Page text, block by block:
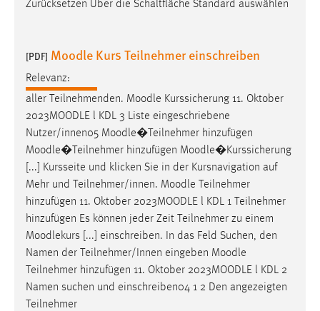
Zurücksetzen Über die Schaltfläche Standard auswählen
[PDF] Moodle Kurs Teilnehmer einschreiben
Relevanz:
aller Teilnehmenden. Moodle Kurssicherung 11. Oktober
2023MOODLE l KDL 3 Liste eingeschriebene
Nutzer/innen05 Moodle�Teilnehmer hinzufügen
Moodle�Teilnehmer hinzufügen Moodle�Kurssicherung
[...] Kursseite und klicken Sie in der Kursnavigation auf
Mehr und Teilnehmer/innen. Moodle Teilnehmer
hinzufügen 11. Oktober 2023MOODLE l KDL 1 Teilnehmer
hinzufügen Es können jeder Zeit Teilnehmer zu einem
Moodlekurs [...] einschreiben. In das Feld Suchen, den
Namen der Teilnehmer/Innen eingeben Moodle
Teilnehmer hinzufügen 11. Oktober 2023MOODLE l KDL 2
Namen suchen und einschreiben04 1 2 Den angezeigten
Teilnehmer